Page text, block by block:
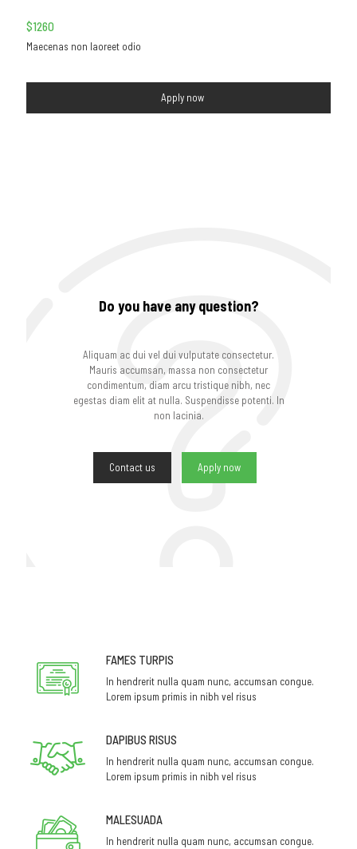
$1260
Maecenas non laoreet odio
Apply now
Do you have any question?
Aliquam ac dui vel dui vulputate consectetur.
Mauris accumsan, massa non consectetur
condimentum, diam arcu tristique nibh, nec
egestas diam elit at nulla. Suspendisse potenti. In
non lacinia.
Contact us Apply now
FAMES TURPIS
In hendrerit nulla quam nunc, accumsan congue.
Lorem ipsum primis in nibh vel risus
DAPIBUS RISUS
In hendrerit nulla quam nunc, accumsan congue.
Lorem ipsum primis in nibh vel risus
MALESUADA
In hendrerit nulla quam nunc, accumsan congue.